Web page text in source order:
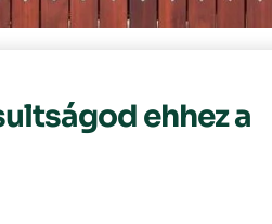
ehhez a